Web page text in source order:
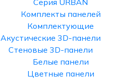
Серия URBAN
Комплекты панелей
Комплектующие
Акустические 3D-панели
Стеновые 3D-панели
Белые панели
Цветные панели